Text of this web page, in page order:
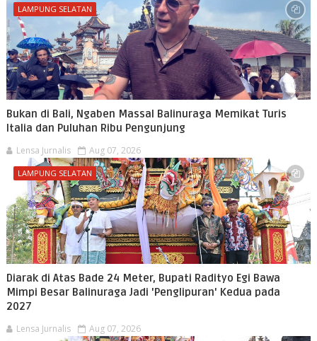
LAMPUNG SELATAN
Bukan di Bali, Ngaben Massal Balinuraga Memikat Turis
Italia dan Puluhan Ribu Pengunjung
Lensa Jurnalis Aug 07, 2026
LAMPUNG SELATAN
Diarak di Atas Bade 24 Meter, Bupati Radityo Egi Bawa
Mimpi Besar Balinuraga Jadi 'Penglipuran' Kedua pada
2027
Lensa Jurnalis Aug 07, 2026